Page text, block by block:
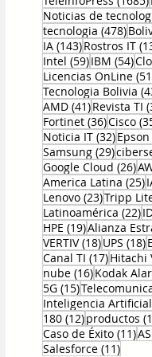
Noticias de
tecnologia (478)478
IA (143)143 entradas
Rostros IT
Intel (59)59 entradas
IBM (54)54
Licencias OnLine
Tecnologia Bolivia
AMD (41)41
Revista TI
Fortinet (36)36
Cisco
Noticia IT (32)32
Epson
Samsung (29)29
Google Cloud (26)26
America Latina (25)
Lenovo (23)23
Tripp
Latinoamérica (22)
HPE (19)19 entradas
Alianza
VERTIV (18)18
UPS (18)
Canal TI (17)17
Hitachi
nube (16)16
Kodak
5G (15)15 entradas
Inteligencia Artificial
180 (12)12 entradas
productos
Caso de Éxito (11)11
Salesforce (11)11